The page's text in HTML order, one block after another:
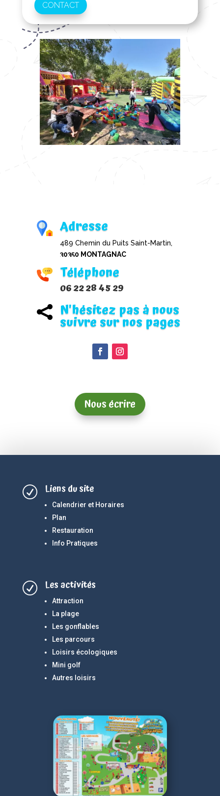
CONTACT
Adresse
489 Chemin du Puits Saint-Martin,
30350 MONTAGNAC
Téléphone
06 22 28 45 29
 N'hésitez pas à nous
suivre sur nos pages
Nous écrire
R Liens du site
Calendrier et Horaires
Plan
Restauration
Info Pratiques
R Les activités
Attraction
La plage
Les gonflables
Les parcours
Loisirs écologiques
Mini golf
Autres loisirs